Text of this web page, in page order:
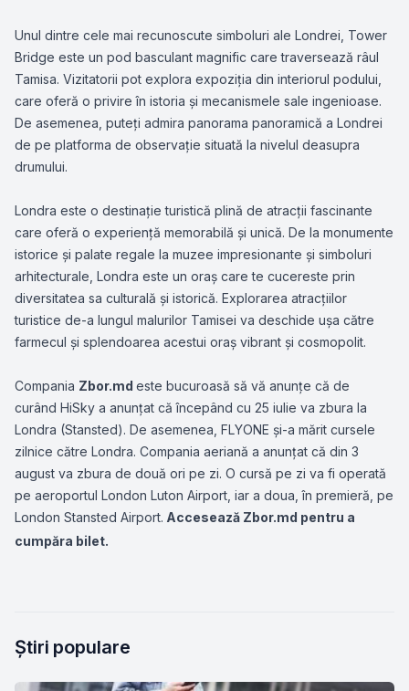
Unul dintre cele mai recunoscute simboluri ale Londrei, Tower
Bridge este un pod basculant magnific care traversează râul
Tamisa. Vizitatorii pot explora expoziția din interiorul podului,
care oferă o privire în istoria și mecanismele sale ingenioase.
De asemenea, puteți admira panorama panoramică a Londrei
de pe platforma de observație situată la nivelul deasupra
drumului.
Londra este o destinație turistică plină de atracții fascinante
care oferă o experiență memorabilă și unică. De la monumente
istorice și palate regale la muzee impresionante și simboluri
arhitecturale, Londra este un oraș care te cucereste prin
diversitatea sa culturală și istorică. Explorarea atracțiilor
turistice de-a lungul malurilor Tamisei va deschide ușa către
farmecul și splendoarea acestui oraș vibrant și cosmopolit.
Compania Zbor.md este bucuroasă să vă anunțe că de
curând HiSky a anunțat că începând cu 25 iulie va zbura la
Londra (Stansted). De asemenea, FLYONE și-a mărit cursele
zilnice către Londra. Compania aeriană a anunțat că din 3
august va zbura de două ori pe zi. O cursă pe zi va fi operată
pe aeroportul London Luton Airport, iar a doua, în premieră, pe
London Stansted Airport. Accesează Zbor.md pentru a
cumpăra bilet.
Știri populare